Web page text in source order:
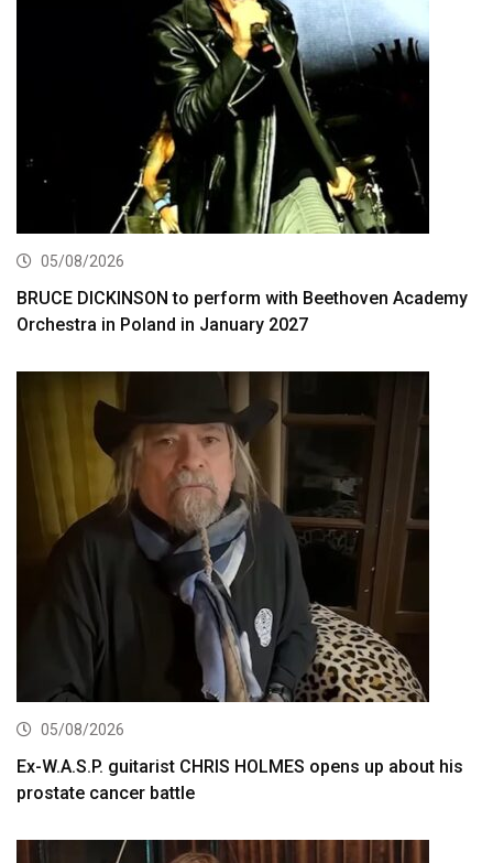
05/08/2026
BRUCE DICKINSON to perform with Beethoven Academy
Orchestra in Poland in January 2027
05/08/2026
Ex-W.A.S.P. guitarist CHRIS HOLMES opens up about his
prostate cancer battle